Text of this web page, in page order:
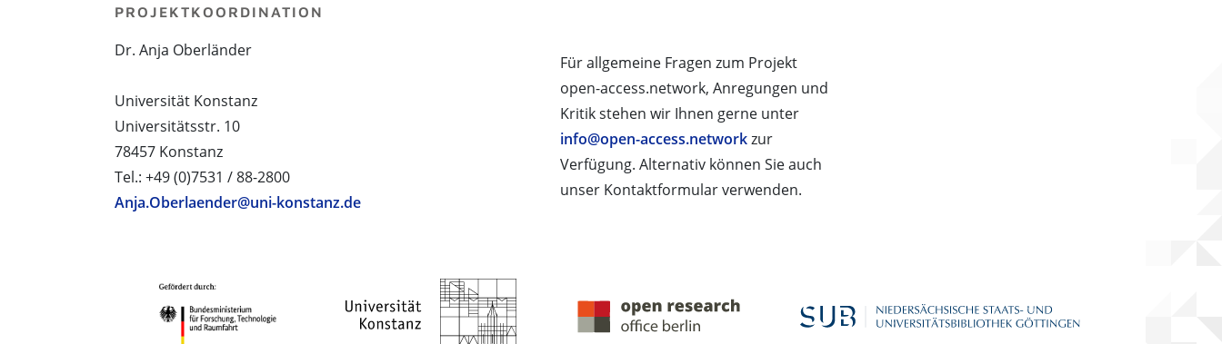
Für allgemeine Fragen zum Projekt
open-access.network, Anregungen und
Kritik stehen wir Ihnen gerne unter
info@open-access.networkzur
Verfügung. Alternativ können Sie auch
unser Kontaktformular verwenden.
PROJEKTKOORDINATION
Dr. Anja Oberländer
Universität Konstanz
Universitätsstr. 10
78457 Konstanz
Tel.: +49 (0)7531 / 88-2800
Anja.Oberlaender@uni-konstanz.de